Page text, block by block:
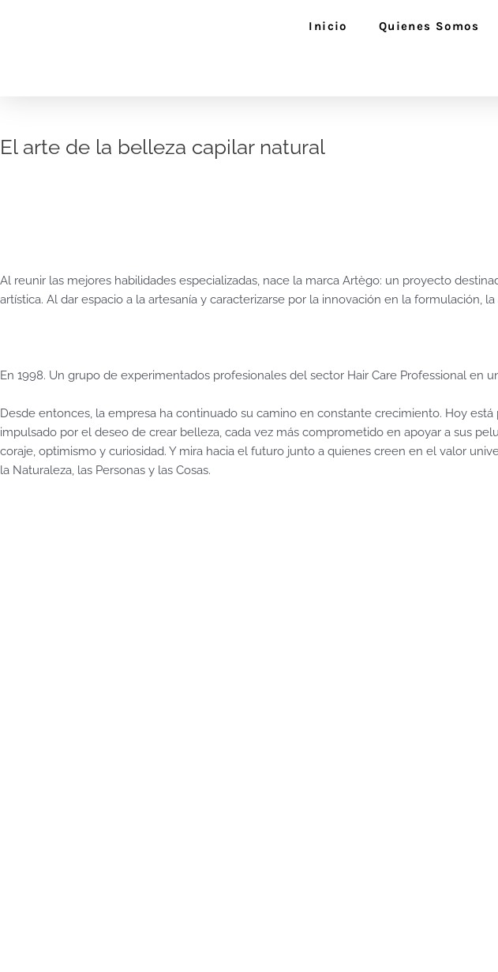
Inicio Quienes Somos
El arte de la belleza capilar natural
Al reunir las mejores habilidades especializadas, nace la marca Artègo: un proyecto
artística. Al dar espacio a la artesanía y caracterizarse por la innovación en la
En 1998. Un grupo de experimentados profesionales del sector Hair Care Professional
Desde entonces, la empresa ha continuado su camino en constante crecimiento. Hoy
impulsado por el deseo de crear belleza, cada vez más comprometido en apoyar a sus
coraje, optimismo y curiosidad. Y mira hacia el futuro junto a quienes creen en el valor
la Naturaleza, las Personas y las Cosas.